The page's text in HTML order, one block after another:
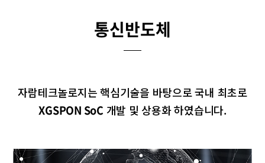
통신반도체
자람테크놀로지는 핵심기술을 바탕으로국내 최초로
XGSPON SoC개발 및 상용화 하였습니다.